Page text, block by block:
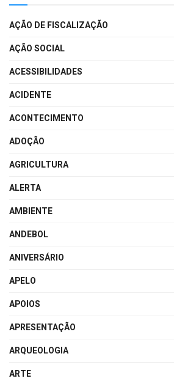
AÇÃO DE FISCALIZAÇÃO
AÇÃO SOCIAL
ACESSIBILIDADES
ACIDENTE
ACONTECIMENTO
ADOÇÃO
AGRICULTURA
ALERTA
AMBIENTE
ANDEBOL
ANIVERSÁRIO
APELO
APOIOS
APRESENTAÇÃO
ARQUEOLOGIA
ARTE